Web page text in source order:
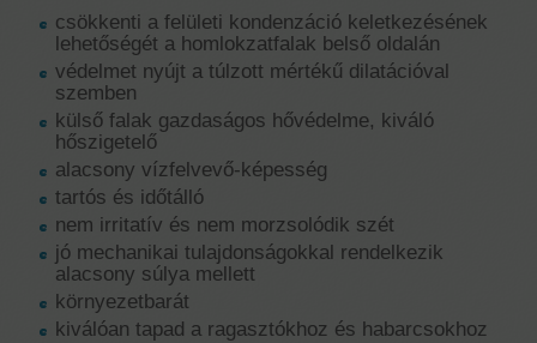
csökkenti a felületi kondenzáció keletkezésének
lehetőségét a homlokzatfalak belső oldalán
védelmet nyújt a túlzott mértékű dilatációval
szemben
külső falak gazdaságos hővédelme, kiváló
hőszigetelő
alacsony vízfelvevő-képesség
tartós és időtálló
nem irritatív és nem morzsolódik szét
jó mechanikai tulajdonságokkal rendelkezik
alacsony súlya mellett
környezetbarát
kiválóan tapad a ragasztókhoz és habarcsokhoz